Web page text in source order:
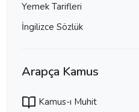
Yemek Tarifleri
İngilizce Sözlük
Arapça Kamus
Kamus-ı Muhit